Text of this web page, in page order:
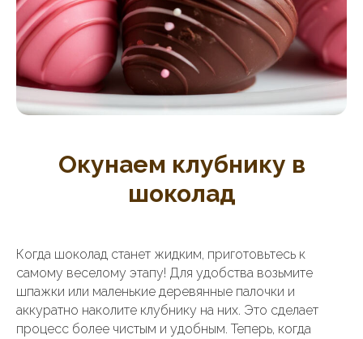
Окунаем клубнику в
шоколад
Когда шоколад станет жидким, приготовьтесь к
самому веселому этапу! Для удобства возьмите
шпажки или маленькие деревянные палочки и
аккуратно наколите клубнику на них. Это сделает
процесс более чистым и удобным. Теперь, когда